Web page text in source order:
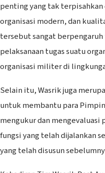
penting yang tak
organisasi modern, dan
tersebut sangat
pelaksanaan tugas suatu
organisasi militer di
Selain itu, Wasrik juga
untuk membantu para
mengukur dan mengevaluasi
fungsi yang telah dijalankan
yang telah disusun